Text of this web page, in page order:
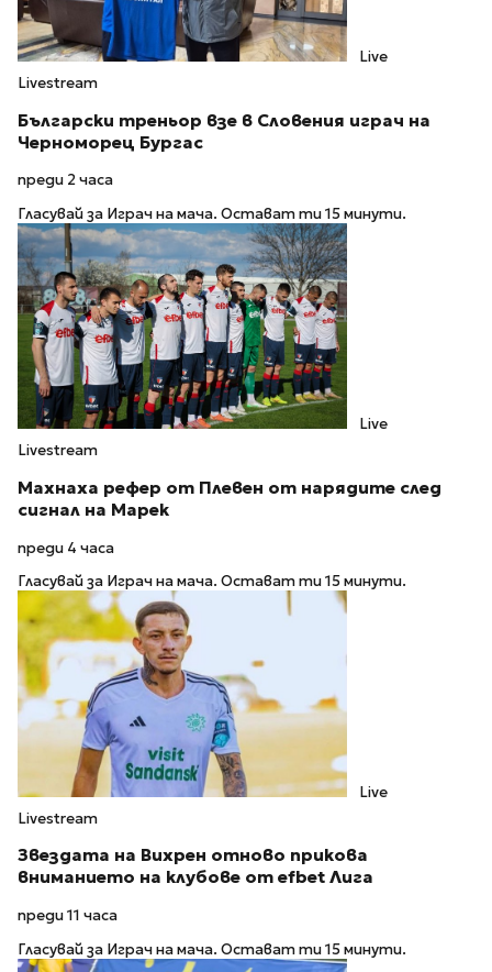
Live
Livestream
Български треньор взе в Словения играч на
Черноморец Бургас
преди 2 часа
Гласувай за Играч на мача. Остават ти 15 минути.
Live
Livestream
Махнаха рефер от Плевен от нарядите след
сигнал на Марек
преди 4 часа
Гласувай за Играч на мача. Остават ти 15 минути.
Live
Livestream
Звездата на Вихрен отново прикова
вниманието на клубове от еfbet Лига
преди 11 часа
Гласувай за Играч на мача. Остават ти 15 минути.